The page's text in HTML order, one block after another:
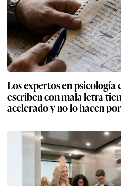
Los expertos en psicología
escriben con mala letra
acelerado y no lo hacen